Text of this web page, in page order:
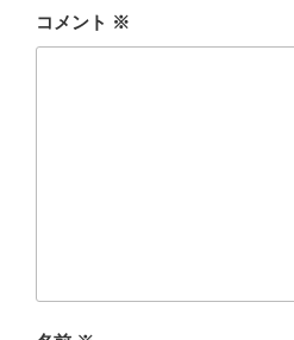
コメント ※